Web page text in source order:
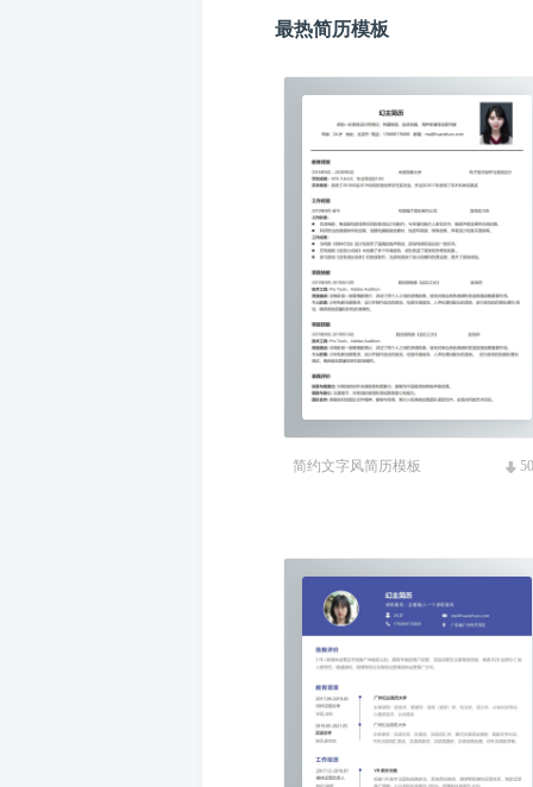
最热简历模板
简约文字风简历模板